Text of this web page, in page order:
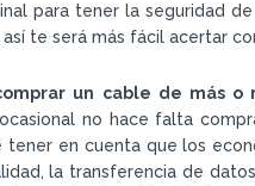
para tener la seguridad
te será más fácil acertar
un cable de más o
no hace falta
en cuenta que los
la transferencia de